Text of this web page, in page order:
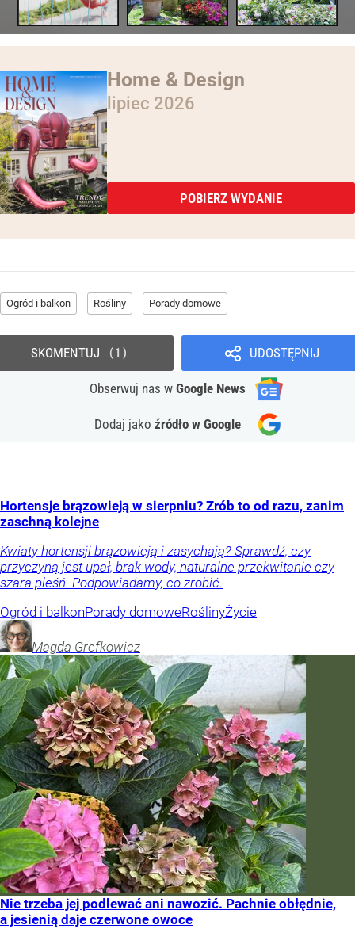
Home & Design
lipiec 2026
POBIERZ WYDANIE
Ogród i balkon Rośliny Porady domowe
UDOSTĘPNIJ
Obserwuj nas w Google News
Dodaj jako źródło w Google
SKOMENTUJ 1
Hortensje brązowieją w sierpniu? Zrób to od razu, zanim
zaschną kolejne
Kwiaty hortensji brązowieją i zasychają? Sprawdź, czy
przyczyną jest upał, brak wody, naturalne przekwitanie czy
szara pleśń. Podpowiadamy, co zrobić.
Ogród i balkonPorady domoweRoślinyŻycie
Magda Grefkowicz
Nie trzeba jej podlewać ani nawozić. Pachnie obłędnie,
a jesienią daje czerwone owoce